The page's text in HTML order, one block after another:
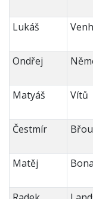
Lukáš
Ondřej
Matyáš Vítů
Čestmír
Matěj